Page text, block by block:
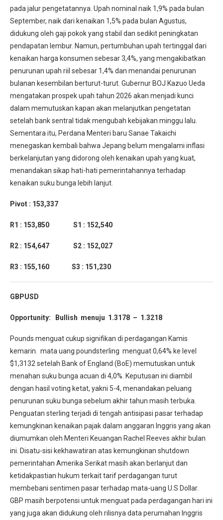
pada jalur pengetatannya. Upah nominal naik 1,9% pada bulan
September, naik dari kenaikan 1,5% pada bulan Agustus,
didukung oleh gaji pokok yang stabil dan sedikit peningkatan
pendapatan lembur. Namun, pertumbuhan upah tertinggal dari
kenaikan harga konsumen sebesar 3,4%, yang mengakibatkan
penurunan upah riil sebesar 1,4% dan menandai penurunan
bulanan kesembilan berturut-turut. Gubernur BOJ Kazuo Ueda
mengatakan prospek upah tahun 2026 akan menjadi kunci
dalam memutuskan kapan akan melanjutkan pengetatan
setelah bank sentral tidak mengubah kebijakan minggu lalu.
Sementara itu, Perdana Menteri baru Sanae Takaichi
menegaskan kembali bahwa Jepang belum mengalami inflasi
berkelanjutan yang didorong oleh kenaikan upah yang kuat,
menandakan sikap hati-hati pemerintahannya terhadap
kenaikan suku bunga lebih lanjut.
Pivot : 153,337
R1 : 153,850 S1 : 152,540
R2 : 154,647 S2 : 152,027
R3 : 155,160 S3 : 151,230
GBPUSD
Opportunity: Bullish menuju 1.3178 – 1.3218
Pounds menguat cukup signifikan di perdagangan Kamis
kemarin. mata uang poundsterling menguat 0,64% ke level
$1,3132 setelah Bank of England (BoE) memutuskan untuk
menahan suku bunga acuan di 4,0%. Keputusan ini diambil
dengan hasil voting ketat, yakni 5-4, menandakan peluang
penurunan suku bunga sebelum akhir tahun masih terbuka.
Penguatan sterling terjadi di tengah antisipasi pasar terhadap
kemungkinan kenaikan pajak dalam anggaran Inggris yang akan
diumumkan oleh Menteri Keuangan Rachel Reeves akhir bulan
ini. Disatu-sisi kekhawatiran atas kemungkinan shutdown
pemerintahan Amerika Serikat masih akan berlanjut dan
ketidakpastian hukum terkait tarif perdagangan turut
membebani sentimen pasar terhadap mata-uang U.S Dollar.
GBP masih berpotensi untuk menguat pada perdagangan hari ini
yang juga akan didukung oleh rilisnya data perumahan Inggris